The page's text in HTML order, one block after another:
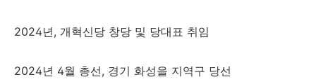
2024년, 개혁신당 창당 및 당대표 취임
2024년 4월 총선, 경기 화성을 지역구 당선